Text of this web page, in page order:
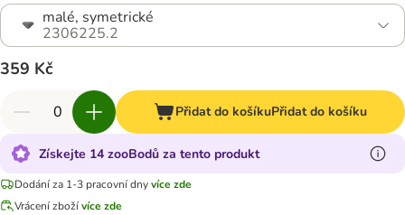
malé, symetrické
2306225.2
359 Kč
Přidat do košíkuPřidat do košíku
Získejte 14 zooBodů za tento produkt
Dodání za 1-3 pracovní dnyvíce zde
Vrácení zbožívíce zde